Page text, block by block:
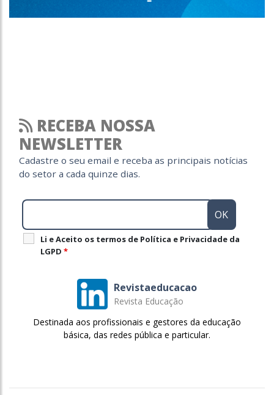
RECEBA NOSSA
NEWSLETTER
Cadastre o seu email e receba as principais notícias
do setor a cada quinze dias.
Li e Aceito os termos de Política e Privacidade da
LGPD *
Revistaeducacao
Revista Educação
Destinada aos profissionais e gestores da educação
básica, das redes pública e particular.